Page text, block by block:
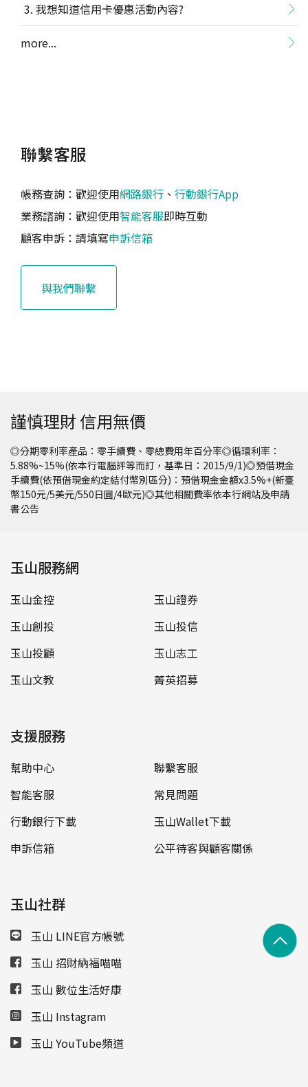
我想知道信用卡優惠活動內容?
more...
聯繫客服
帳務查詢：歡迎使用網路銀行 、 行動銀行App
業務諮詢：歡迎使用智能客服即時互動
顧客申訴：請填寫申訴信箱
與我們聯繫
謹慎理財 信用無價
◎分期零利率產品：零手續費、零總費用年百分率◎循環利率：
5.88%~15%(依本行電腦評等而訂，基準日：2015/9/1)◎預借現金
手續費(依預借現金約定結付幣別區分)：預借現金金額x3.5%+(新臺
幣150元/5美元/550日圓/4歐元)◎其他相關費率依本行網站及申請
書公告
玉山服務網
玉山金控
玉山證券
玉山創投
玉山投信
玉山投顧
玉山志工
玉山文教
菁英招募
支援服務
幫助中心
聯繫客服
智能客服
常見問題
行動銀行下載
玉山Wallet下載
申訴信箱
公平待客與顧客關係
玉山社群
玉山 LINE官方帳號
玉山 招財納福喵喵
玉山 數位生活好康
玉山 Instagram
玉山 YouTube頻道